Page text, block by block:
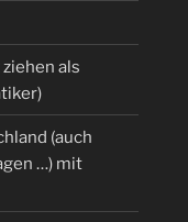
als
(auch
…) mit